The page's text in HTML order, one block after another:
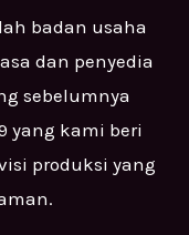
badan usaha
dan penyedia
sebelumnya
yang kami beri
produksi yang